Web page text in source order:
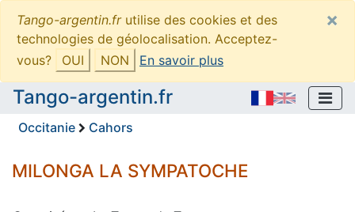
Tango-argentin.frutilise des cookies et des
technologies de géolocalisation. Acceptez-
vous?
OUI NON En savoir plus
×
Tango-argentin.fr
Occitanie Cahors
MILONGA LA SYMPATOCHE